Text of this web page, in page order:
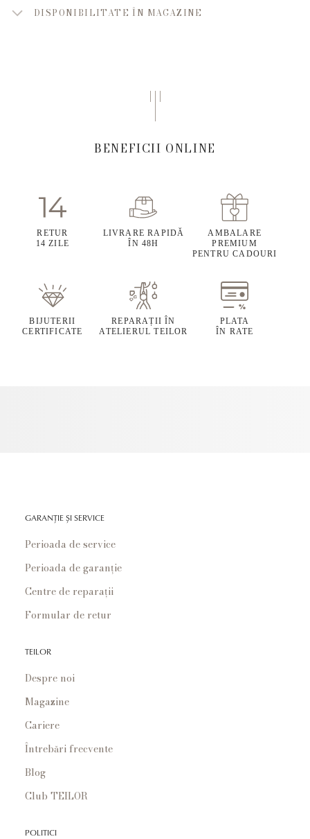
DISPONIBILITATE ÎN MAGAZINE
BENEFICII ONLINE
RETUR
14 ZILE
LIVRARE RAPIDĂ
ÎN 48H
AMBALARE
PREMIUM
PENTRU CADOURI
BIJUTERII
CERTIFICATE
REPARAȚII ÎN
ATELIERUL TEILOR
PLATA
ÎN RATE
GARANȚIE ȘI SERVICE
Perioada de service
Perioada de garanție
Centre de reparații
Formular de retur
TEILOR
Despre noi
Magazine
Cariere
Întrebări frecvente
Blog
Club TEILOR
POLITICI